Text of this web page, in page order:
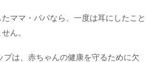
ママ・パパなら、一度は耳にしたこと
ん。
プは、赤ちゃんの健康を守るために欠